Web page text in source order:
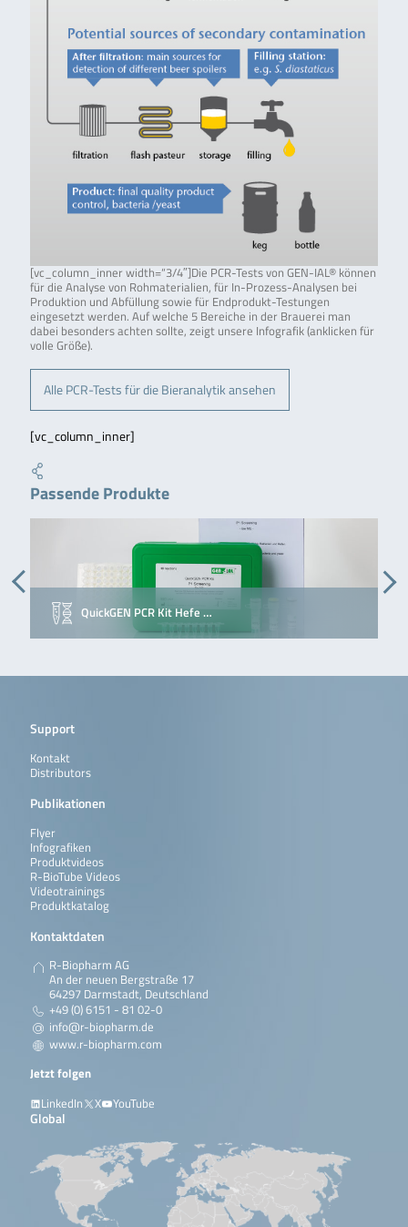
[vc_column_inner width=“3/4″]Die PCR-Tests von GEN-IAL® können
für die Analyse von Rohmaterialien, für In-Prozess-Analysen bei
Produktion und Abfüllung sowie für Endprodukt-Testungen
eingesetzt werden. Auf welche 5 Bereiche in der Brauerei man
dabei besonders achten sollte, zeigt unsere Infografik (anklicken für
volle Größe).
Alle PCR-Tests für die Bieranalytik ansehen
[vc_column_inner]
Passende Produkte
QuickGEN PCR Kit Hefe …
Support
Kontakt
Distributors
Publikationen
Flyer
Infografiken
Produktvideos
R-BioTube Videos
Videotrainings
Produktkatalog
Kontaktdaten
R-Biopharm AG
An der neuen Bergstraße 17
64297 Darmstadt, Deutschland
+49 (0) 6151 - 81 02-0
info@r-biopharm.de
www.r-biopharm.com
Jetzt folgen
LinkedIn
X YouTube
Global